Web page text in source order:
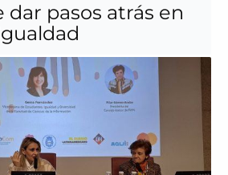
dar pasos atrás en